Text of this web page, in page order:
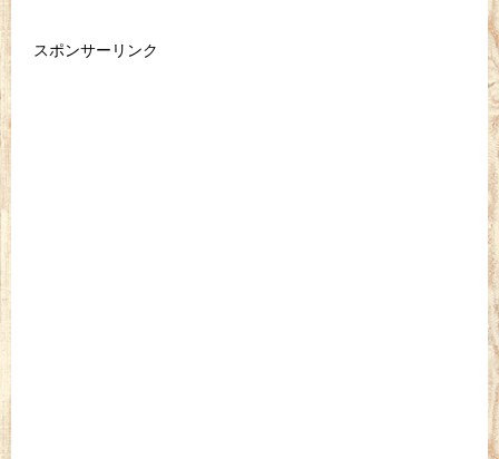
スポンサーリンク